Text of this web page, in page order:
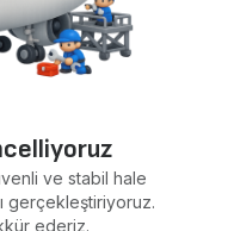
ve stabil hale
gerçekleştiriyoruz.
ederiz.